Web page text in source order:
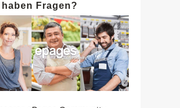
haben Fragen?